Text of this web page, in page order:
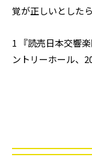
覚が正しいとした
1 『読売日本交響
ントリーホール、